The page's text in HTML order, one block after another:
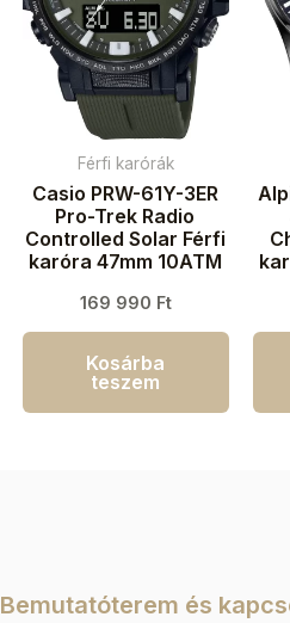
Férfi karórák
Casio PRW-61Y-3ER
Pro-Trek Radio
Controlled Solar Férfi
karóra 47mm 10ATM
169 990 Ft
Kosárba
teszem
Bemutatóterem és